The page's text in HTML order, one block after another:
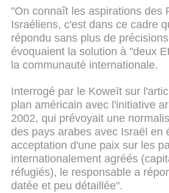
"On connaît les aspirations des
Israéliens, c'est dans ce cadre
répondu sans plus de
évoquaient la solution à "deux
la communauté internationale.
Interrogé par le Koweït sur
plan américain avec l'initiative
2002, qui prévoyait une
des pays arabes avec Israël en
acceptation d'une paix sur les
internationalement agréés
réfugiés), le responsable a
datée et peu détaillée".